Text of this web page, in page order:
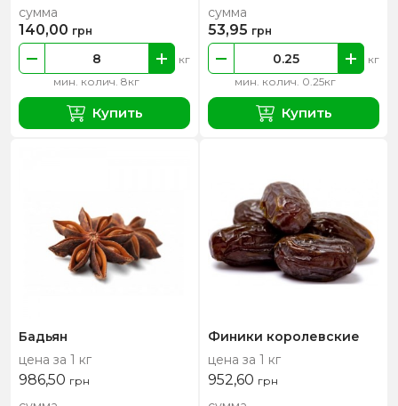
мин. колич. 8кг
кг
сумма
140,00 грн
Купить
мин. колич. 0.25кг
кг
сумма
53,95 грн
Купить
Бадьян
цена за 1 кг
986,50 грн
Финики королевские
цена за 1 кг
952,60 грн